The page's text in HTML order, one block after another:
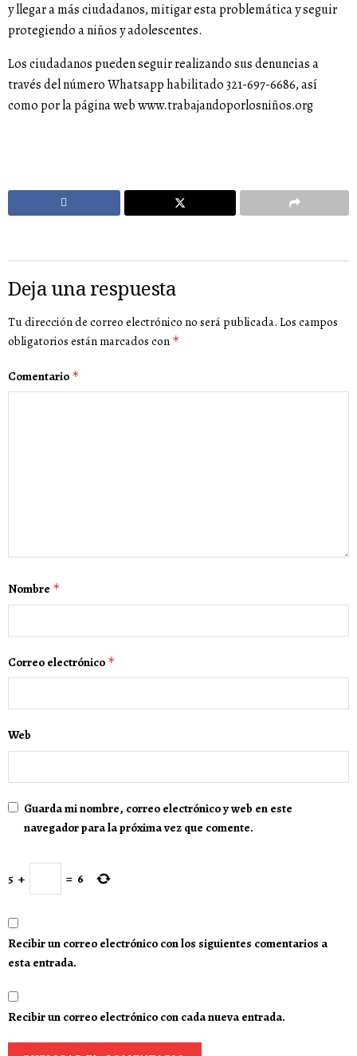
y llegar a más ciudadanos, mitigar esta problemática y seguir
protegiendo a niños y adolescentes.
Los ciudadanos pueden seguir realizando sus denuncias a
través del número Whatsapp habilitado 321-697-6686, así
como por la página webwww.trabajandoporlosniños.org
Deja una respuesta
Tu dirección de correo electrónico no será publicada. Los campos
obligatorios están marcados con *
Comentario *
Nombre *
Correo electrónico *
Web
Guarda mi nombre, correo electrónico y web en este
navegador para la próxima vez que comente.
5 + = 6
Recibir un correo electrónico con los siguientes comentarios a
esta entrada.
Recibir un correo electrónico con cada nueva entrada.